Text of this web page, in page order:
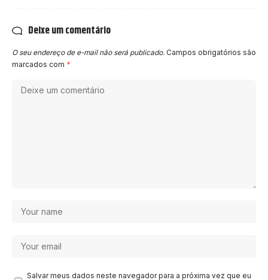
Deixe um comentário
O seu endereço de e-mail não será publicado. Campos obrigatórios são
marcados com *
Salvar meus dados neste navegador para a próxima vez que eu